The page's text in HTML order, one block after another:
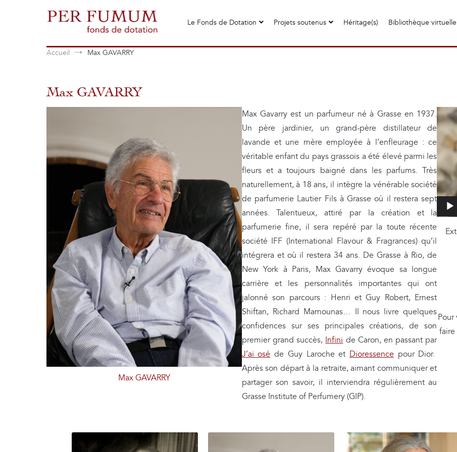
Per Fumum
Le Fonds de Dotation Projets soutenus Héritage(s) Bibliothèque virtuelle
Accueil Max GAVARRY
Max GAVARRY
Max GAVARRY
Max Gavarry est un parfumeur né à Grasse en 1937.
Un père jardinier, un grand-père distillateur de
lavande et une mère employée à l’enfleurage : ce
véritable enfant du pays grassois a été élevé parmi les
fleurs et a toujours baigné dans les parfums. Très
naturellement, à 18 ans, il intègre la vénérable société
de parfumerie Lautier Fils à Grasse où il restera sept
années. Talentueux, attiré par la création et la
parfumerie fine, il sera repéré par la toute récente
société IFF (International Flavour & Fragrances) qu’il
intégrera et où il restera 34 ans. De Grasse à Rio, de
New York à Paris, Max Gavarry évoque sa longue
carrière et les personnalités importantes qui ont
jalonné son parcours : Henri et Guy Robert, Ernest
Shiftan, Richard Mamounas… Il nous livre quelques
confidences sur ses principales créations, de son
premier grand succès, Infini de Caron, en passant par
J’ai osé de Guy Laroche et Dioressencepour Dior.
Après son départ à la retraite, aimant communiquer et
partager son savoir, il interviendra régulièrement au
Grasse Institute of Perfumery (GIP).
L
e
t
e
u
r
Pour